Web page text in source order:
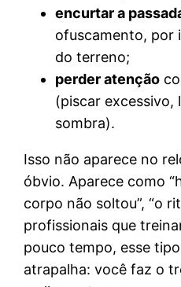
encurtar a
ofuscamento, por
do terreno;
perder atenção
(piscar excessivo,
sombra).
Isso não aparece no
óbvio. Aparece como
corpo não soltou”, “o
profissionais que
pouco tempo, esse
atrapalha: você faz o